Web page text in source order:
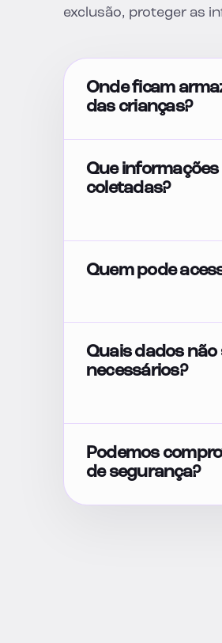
exclusão, proteger as
Onde ficam
das crianças?
Que
coletadas?
Quem pode
Quais dados não
necessários?
Podemos
de segurança?